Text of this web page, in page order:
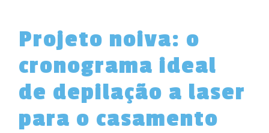
Projeto noiva: o
cronograma ideal
de depilação a laser
para o casamento